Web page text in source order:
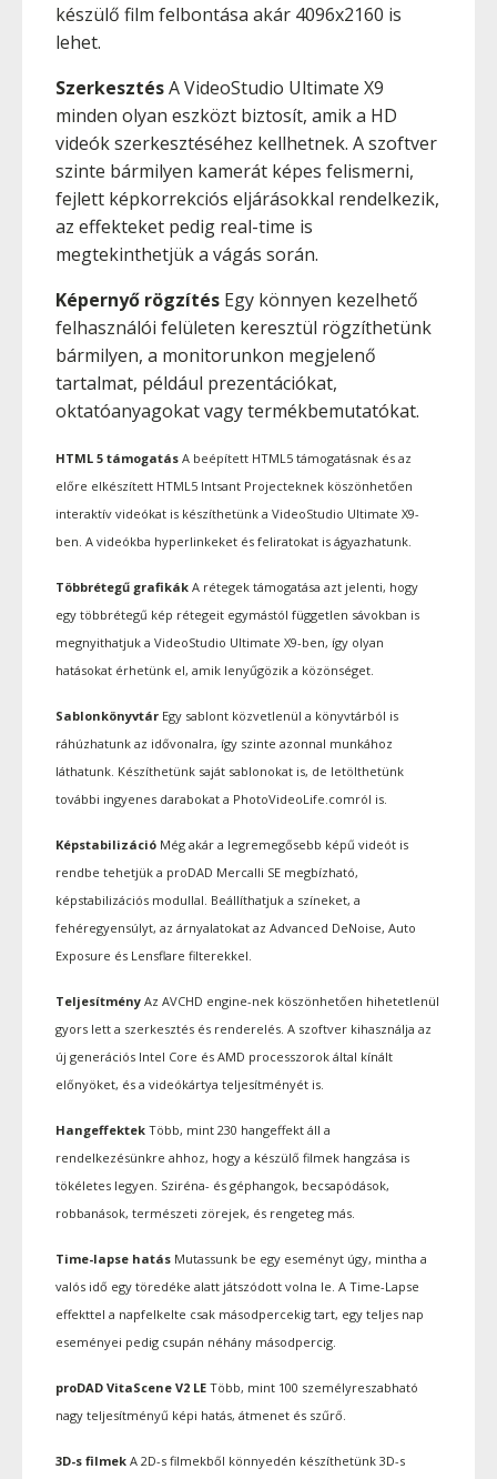
készülő film felbontása akár 4096x2160 is
lehet.
SzerkesztésA VideoStudio Ultimate X9
minden olyan eszközt biztosít, amik a HD
videók szerkesztéséhez kellhetnek. A szoftver
szinte bármilyen kamerát képes felismerni,
fejlett képkorrekciós eljárásokkal rendelkezik,
az effekteket pedig real-time is
megtekinthetjük a vágás során.
Képernyő rögzítés Egy könnyen kezelhető
felhasználói felületen keresztül rögzíthetünk
bármilyen, a monitorunkon megjelenő
tartalmat, például prezentációkat,
oktatóanyagokat vagy termékbemutatókat.
HTML 5 támogatás A beépített HTML5 támogatásnak és az
előre elkészített HTML5 Intsant Projecteknek köszönhetően
interaktív videókat is készíthetünk a VideoStudio Ultimate X9-
ben. A videókba hyperlinkeket és feliratokat is ágyazhatunk.
Többrétegű grafikák A rétegek támogatása azt jelenti, hogy
egy többrétegű kép rétegeit egymástól független sávokban is
megnyithatjuk a VideoStudio Ultimate X9-ben, így olyan
hatásokat érhetünk el, amik lenyűgözik a közönséget.
Sablonkönyvtár Egy sablont közvetlenül a könyvtárból is
ráhúzhatunk az idővonalra, így szinte azonnal munkához
láthatunk. Készíthetünk saját sablonokat is, de letölthetünk
további ingyenes darabokat a PhotoVideoLife.comról is.
Képstabilizáció Még akár a legremegősebb képű videót is
rendbe tehetjük a proDAD Mercalli SE megbízható,
képstabilizációs modullal. Beállíthatjuk a színeket, a
fehéregyensúlyt, az árnyalatokat az Advanced DeNoise, Auto
Exposure és Lensflare filterekkel.
Teljesítmény Az AVCHD engine-nek köszönhetően hihetetlenül
gyors lett a szerkesztés és renderelés. A szoftver kihasználja az
új generációs Intel Core és AMD processzorok által kínált
előnyöket, és a videókártya teljesítményét is.
Hangeffektek Több, mint 230 hangeffekt áll a
rendelkezésünkre ahhoz, hogy a készülő filmek hangzása is
tökéletes legyen. Sziréna- és géphangok, becsapódások,
robbanások, természeti zörejek, és rengeteg más.
Time-lapse hatás Mutassunk be egy eseményt úgy, mintha a
valós idő egy töredéke alatt játszódott volna le. A Time-Lapse
effekttel a napfelkelte csak másodpercekig tart, egy teljes nap
eseményei pedig csupán néhány másodpercig.
proDAD VitaScene V2 LE Több, mint 100 személyreszabható
nagy teljesítményű képi hatás, átmenet és szűrő.
3D-s filmek A 2D-s filmekből könnyedén készíthetünk 3D-s